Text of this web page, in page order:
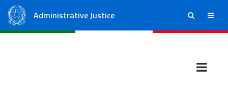
Administrative Justice ricerca menu